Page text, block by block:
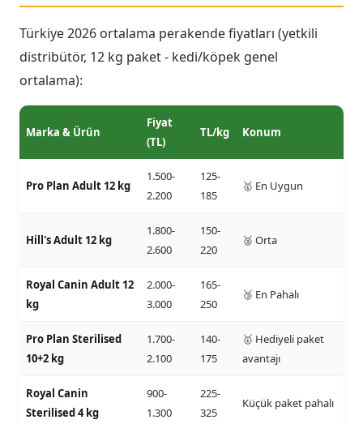
Türkiye 2026 ortalama perakende fiyatları (yetkili
distribütör, 12 kg paket - kedi/köpek genel
ortalama):
Marka & Ürün
Fiyat
(TL)
TL/kg Konum
Pro Plan Adult 12 kg
1.500-
2.200
125-
185
🥇 En Uygun
Hill's Adult 12 kg
1.800-
2.600
150-
220
🥈 Orta
Royal Canin Adult 12
kg
2.000-
3.000
165-
250
🥉 En Pahalı
Pro Plan Sterilised
10+2 kg
1.700-
2.100
140-
175
🥇 Hediyeli paket
avantajı
Royal Canin
Sterilised 4 kg
900-
1.300
225-
325
Küçük paket pahalı